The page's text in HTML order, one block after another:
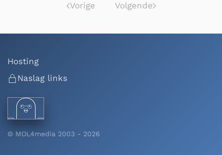
Vorige Volgende
Hosting
Naslag links
© MOL4media 2003 - 2026